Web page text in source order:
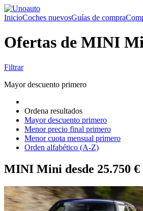
InicioCoches nuevosGuías de compra
Ofertas de MINI
Filtrar
Mayor descuento primero
Ordena resultados
Mayor descuento primero
Menor precio final primero
Menor cuota mensual primero
Orden alfabético (A-Z)
MINI Mini desde 25.750 €